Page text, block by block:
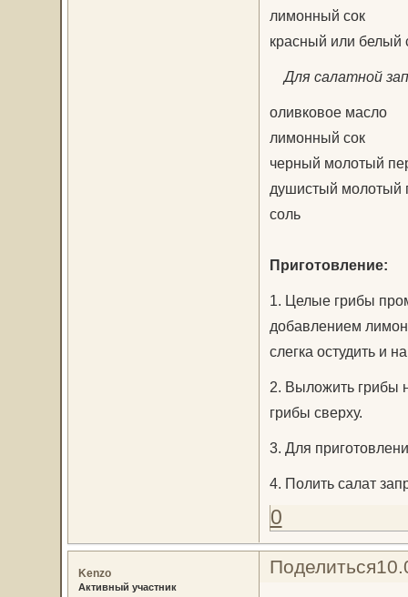
лимонный сок
красный или белый
Для салатной
оливковое масло
лимонный сок
черный молотый
душистый молотый
соль
Приготовление:
1. Целые грибы
добавлением
слегка остудить и
2. Выложить грибы
грибы сверху.
3. Для
4. Полить салат
0
Поделиться
Kenzo
Активный участник